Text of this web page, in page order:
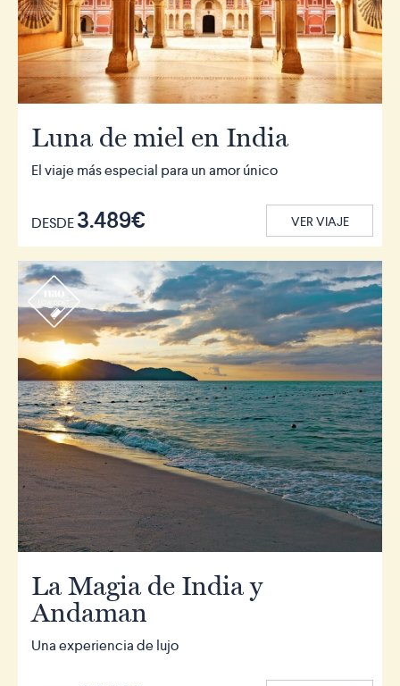
Luna de miel en India
El viaje más especial para un amor único
DESDE3.489€ VER VIAJE
r
La Magia de India y
Andaman
Una experiencia de lujo